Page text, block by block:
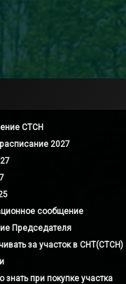
СТСН
2027
сообщение
Председателя
за участок в СНТ(СТСН)
знать при покупке участка